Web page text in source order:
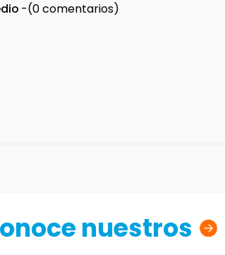
(0 comentarios)
nuestros